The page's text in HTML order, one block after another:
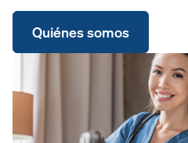
Quiénes somos